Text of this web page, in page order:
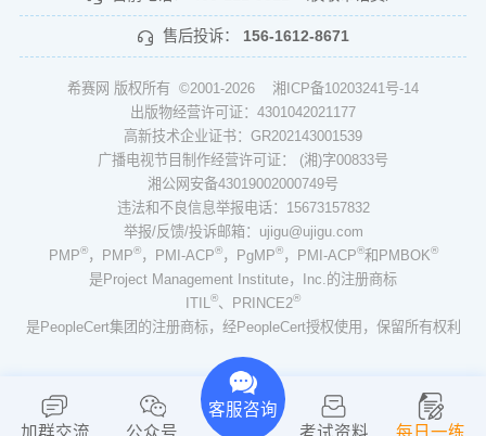
售后投诉： 156-1612-8671
希赛网 版权所有 ©2001-2026 湘ICP备10203241号-14
出版物经营许可证：4301042021177
高新技术企业证书：GR202143001539
广播电视节目制作经营许可证： (湘)字00833号
湘公网安备43019002000749号
违法和不良信息举报电话：15673157832
举报/反馈/投诉邮箱：ujigu@ujigu.com
PMP®，PMP®，PMI-ACP®，PgMP®，PMI-ACP®和PMBOK®
是Project Management Institute，Inc.的注册商标
ITIL®、PRINCE2®
是PeopleCert集团的注册商标，经PeopleCert授权使用，保留所有权利
加群交流 公众号
客服咨询
考试资料
每日一练